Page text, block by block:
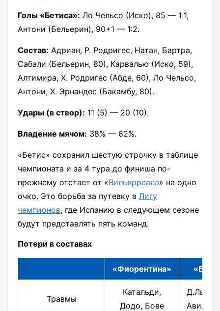
Голы «Бетиса»: Ло Чельсо (Иско), 85 — 1:1,
Антони (Бельерин), 90+1 — 1:2.
Состав: Адриан, Р. Родригес, Натан, Бартра,
Сабали (Бельерин, 80), Карвалью (Иско, 59),
Алтимира, Х. Родригес (Абде, 60), Ло Чельсо,
Антони, Х. Эрнандес (Бакамбу, 80).
Удары (в створ): 11 (5) — 20 (10).
Владение мячом: 38% — 62%.
«Бетис» сохранил шестую строчку в таблице
чемпионата и за 4 тура до финиша по-
прежнему отстает от «Вильярреала» на одно
очко. Это борьба за путевку в Лигу
чемпионов, где Испанию в следующем сезоне
будут представлять пять команд.
Потери в составах
«Фиорентина»
Травмы
Катальди,
Додо, Бове
Авила,